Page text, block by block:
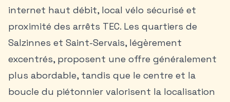
internet haut débit, local vélo sécurisé et
proximité des arrêts TEC. Les quartiers de
Salzinnes et Saint-Servais, légèrement
excentrés, proposent une offre généralement
plus abordable, tandis que le centre et la
boucle du piétonnier valorisent la localisation